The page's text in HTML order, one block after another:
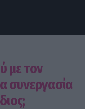
με τον
συνεργασία